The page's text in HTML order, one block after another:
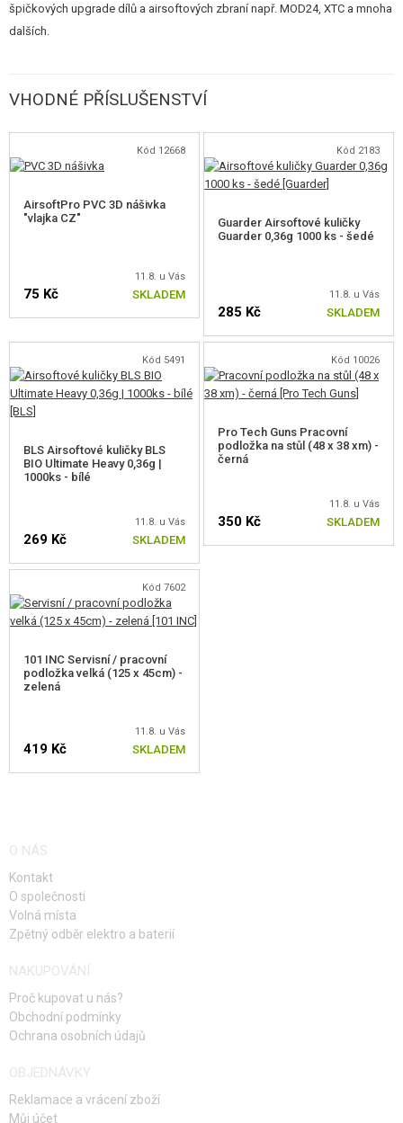
špičkových upgrade dílů a airsoftových zbraní např. MOD24, XTC a mnoha
dalších.
VHODNÉ PŘÍSLUŠENSTVÍ
Kód 12668
AirsoftPro PVC 3D nášivka
"vlajka CZ"
11.8. u Vás
75 Kč SKLADEM
Kód 2183
Guarder Airsoftové kuličky
Guarder 0,36g 1000 ks - šedé
11.8. u Vás
285 Kč SKLADEM
Kód 5491
BLS Airsoftové kuličky BLS
BIO Ultimate Heavy 0,36g |
1000ks - bílé
11.8. u Vás
269 Kč SKLADEM
Kód 10026
Pro Tech Guns Pracovní
podložka na stůl (48 x 38 xm) -
černá
11.8. u Vás
350 Kč SKLADEM
Kód 7602
101 INC Servisní / pracovní
podložka velká (125 x 45cm) -
zelená
11.8. u Vás
419 Kč SKLADEM
O NÁS
Kontakt
O společnosti
Volná místa
Zpětný odběr elektro a baterií
NAKUPOVÁNÍ
Proč kupovat u nás?
Obchodní podmínky
Ochrana osobních údajů
OBJEDNÁVKY
Reklamace a vrácení zboží
Můj účet